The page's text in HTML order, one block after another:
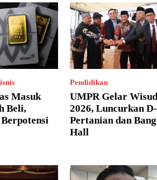
Masuk
Beli,
Pendidikan
UMPR Gelar
2026, Luncurkan
Pertanian dan
Hall